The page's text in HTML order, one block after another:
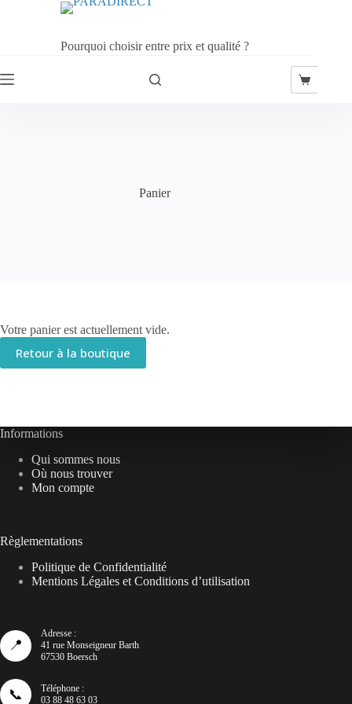
Pourquoi choisir entre prix et qualité ?
Panier
Panier
Votre panier est actuellement vide.
Retour à la boutique
Informations
Qui sommes nous
Où nous trouver
Mon compte
Règlementations
Politique de Confidentialité
Mentions Légales et Conditions d’utilisation
📍
Adresse :
41 rue Monseigneur Barth
67530 Boersch
📞
Téléphone :
03 88 48 63 03